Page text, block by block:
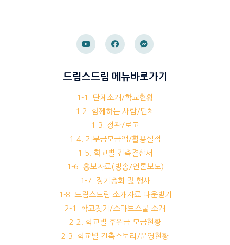
드림스드림 메뉴바로가기
1-1. 단체소개/학교현황
1-2. 함께하는 사람/단체
1-3. 정관/로고
1-4. 기부금모금액/활용실적
1-5. 학교별 건축결산서
1-6. 홍보자료(방송/언론보도)
1-7. 정기총회 및 행사
1-8. 드림스드림 소개자료 다운받기
2-1. 학교짓기/스마트스쿨 소개
2-2. 학교별 후원금 모금현황
2-3. 학교별 건축스토리/운영현황